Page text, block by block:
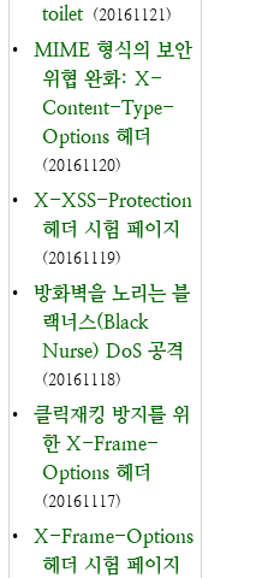
toilet (20161121)
•
MIME 형식의 보안
위협 완화: X-
Content-Type-
Options 헤더
(20161120)
•
X-XSS-Protection
헤더 시험 페이지
(20161119)
•
방화벽을 노리는 블
랙너스(Black
Nurse) DoS 공격
(20161118)
•
클릭재킹 방지를 위
한 X-Frame-
Options 헤더
(20161117)
•
X-Frame-Options
헤더 시험 페이지